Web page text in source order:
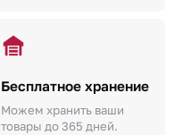
Бесплатное хранение
Можем хранить ваши
товары до 365 дней.